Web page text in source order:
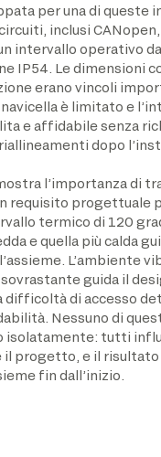
per una di queste
inclusi
intervallo operativo da
IP54. Le dimensioni
erano vincoli
è limitato e
e affidabile senza
dopo
l’importanza di
requisito progettuale
termico di 120
e quella più calda
L’ambiente
guida il
difficoltà di accesso
Nessuno di
isolatamente: tutti
il progetto, e il
fin dall’inizio.